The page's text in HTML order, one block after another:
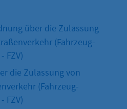
über die Zulassung
(Fahrzeug-
FZV)
die Zulassung von
(Fahrzeug-
FZV)